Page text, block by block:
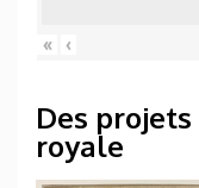
« ‹
Des
royale